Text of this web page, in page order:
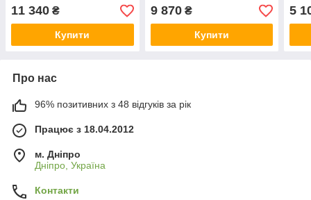
11 340 ₴
Купити
9 870₴
Купити
5
Про нас
96% позитивних з 48 відгуків за рік
Працює з 18.04.2012
м. Дніпро
Дніпро, Україна
Контакти